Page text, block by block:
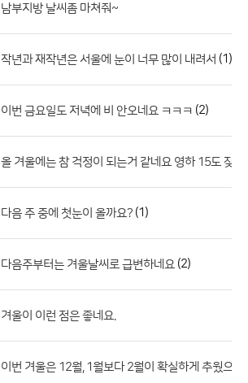
남부지방 날씨좀 마쳐줘~
작년과 재작년은 서울에 눈이 너무 많이 내려서 (1)
이번 금요일도 저녁에 비 안오네요 ㅋㅋㅋ (2)
올 겨울에는 참 걱정이 되는거 같네요 영하 15도 잦
다음 주 중에 첫눈이 올까요? (1)
다음주부터는 겨울날씨로 급변하네요 (2)
겨울이 이런 점은 좋네요.
이번 겨울은 12월, 1월보다 2월이 확실하게 추웠으면